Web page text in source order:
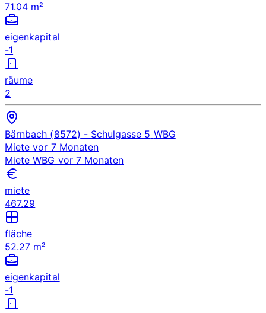
71.04 m²
eigenkapital
-1
räume
2
Bärnbach (8572) - Schulgasse 5 WBG
Miete vor 7 Monaten
Miete WBG vor 7 Monaten
miete
467.29
fläche
52.27 m²
eigenkapital
-1